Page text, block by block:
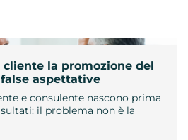
cliente la promozione del
aspettative
e consulente nascono prima
il problema non è la